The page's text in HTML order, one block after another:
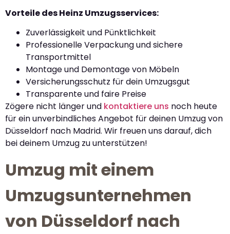
Vorteile des Heinz Umzugsservices:
Zuverlässigkeit und Pünktlichkeit
Professionelle Verpackung und sichere
Transportmittel
Montage und Demontage von Möbeln
Versicherungsschutz für dein Umzugsgut
Transparente und faire Preise
Zögere nicht länger und kontaktiere uns noch heute
für ein unverbindliches Angebot für deinen Umzug von
Düsseldorf nach Madrid. Wir freuen uns darauf, dich
bei deinem Umzug zu unterstützen!
Umzug mit einem
Umzugsunternehmen
von Düsseldorf nach